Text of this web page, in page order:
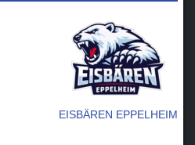
EISBÄREN EPPELHEIM